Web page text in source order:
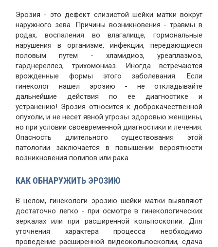
Эрозия - это дефект слизистой шейки матки вокруг
наружного зева. Причины возникновения - травмы в
родах, воспаления во влагалище, гормональные
нарушения в организме, инфекции, передающиеся
половым путем - хламидиоз, уреаплазмоз,
гарднереллез, трихомониаз. Иногда встречаются
врожденные формы этого заболевания. Если
гинеколог нашел эрозию - не откладывайте
дальнейшие действия по ее диагностике и
устранению! Эрозия относится к доброкачественной
опухоли, и не несет явной угрозы здоровью женщины,
но при условии своевременной диагностики и лечения.
Опасность длительного существования этой
патологии заключается в повышении вероятности
возникновения полипов или рака.
КАК ОБНАРУЖИТЬ ЭРОЗИЮ
В целом, гинекологи эрозию шейки матки выявляют
достаточно легко - при осмотре в гинекологических
зеркалах или при расширенной кольпоскопии. Для
уточнения характера процесса необходимо
проведение расширенной видеокольпоскопии, сдача